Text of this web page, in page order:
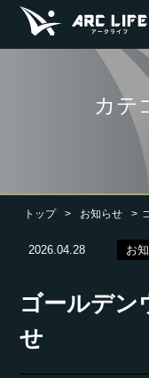
トップ お知らせ
カテ
2026.04.28 お
ゴールデン
せ